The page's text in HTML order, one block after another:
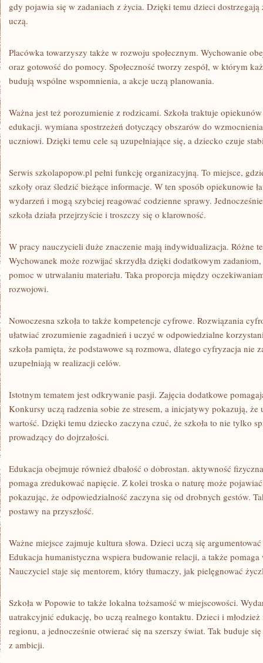
gdy pojawia się w zadaniach z życia. Dzięki temu dzieci dostrzegają
uczą.
Placówka towarzyszy także w rozwoju społecznym. Wychowanie
oraz gotowość do pomocy. Społeczność tworzy zespół, w którym
budują wspólne wspomnienia, a akcje uczą planowania.
Ważna jest też porozumienie z rodzicami. Szkoła traktuje
edukacji. wymiana spostrzeżeń dotyczący obszarów do
uczniowi. Dzięki temu cele są uzupełniające się, a dziecko czuje
Serwis szkolapopow.pl pełni funkcję organizacyjną. To miejsce,
szkoły oraz śledzić bieżące informacje. W ten sposób opiekunowie
wydarzeń i mogą szybciej reagować codzienne sprawy.
szkoła działa przejrzyście i troszczy się o klarowność.
W pracy nauczycieli duże znaczenie mają indywidualizacja. Różne
Wychowanek może rozwijać skrzydła dzięki dodatkowym
pomoc w utrwalaniu materiału. Taka proporcja między
rozwojowi.
Nowoczesna szkoła to także kompetencje cyfrowe. Rozwiązania
ułatwiać zrozumienie zagadnień i uczyć w odpowiedzialne
szkoła pamięta, że podstawowe są rozmowa, dlatego cyfryzacja nie
uzupełniają w realizacji celów.
Istotnym tematem jest odkrywanie pasji. Zajęcia dodatkowe
Konkursy uczą radzenia sobie ze stresem, a inicjatywy pokazują, że
wartość. Dzięki temu dziecko zaczyna czuć, że szkoła to nie tylko
prowadzący do dojrzałości.
Edukacja obejmuje również dbałość o dobrostan. aktywność
pomaga zredukować napięcie. Z kolei troska o naturę może
pokazując, że odpowiedzialność zaczyna się od drobnych gestów.
postawy na przyszłość.
Ważne miejsce zajmuje kultura słowa. Dzieci uczą się
Edukacja humanistyczna wspiera budowanie relacji, a także
Nauczyciel staje się mentorem, który tłumaczy, jak pielęgnować
Szkoła w Popowie to także lokalna tożsamość w miejscowości.
uatrakcyjnić edukację, bo uczą realnego kontaktu. Dzieci i
regionu, a jednocześnie otwierać się na szerszy świat. Tak buduje
z ambicji.